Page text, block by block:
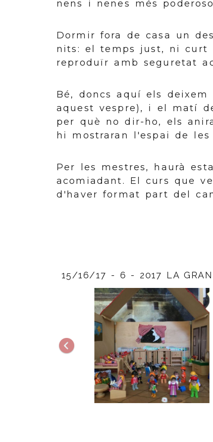
nens i nenes més
Dormir fora de casa un
nits: el temps just, ni curt
reproduïr amb seguretat
Bé, doncs aquí els
aquest vespre), i el matí
per què no dir-ho, els
hi mostraran l'espai de les
Per les mestres, haurà
acomiadant. El curs que
d'haver format part del
15/16/17 - 6 - 2017 LA GRAN
Anterior